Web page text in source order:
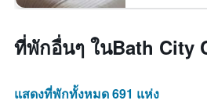
ที่พักอื่นๆ ในBath City
แสดงที่พักทั้งหมด 691 แห่ง